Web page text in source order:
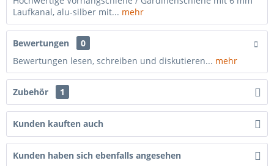
Laufkanal, alu-silber mit... mehr
Bewertungen
0
Bewertungen lesen, schreiben und diskutieren... mehr
Zubehör 1
Kunden kauften auch
Kunden haben sich ebenfalls angesehen